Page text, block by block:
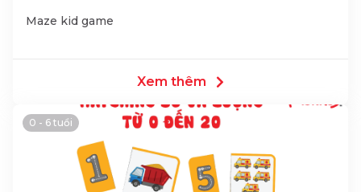
Maze kid game
Xem thêm
0 - 6 tuổi